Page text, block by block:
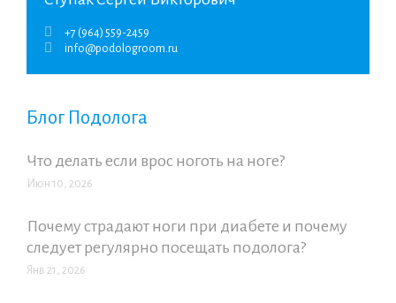
+7 (964) 559-2459
info@podologroom.ru
Блог Подолога
Что делать если врос ноготь на ноге?
Июн 10, 2026
Почему страдают ноги при диабете и почему
следует регулярно посещать подолога?
Янв 21, 2026